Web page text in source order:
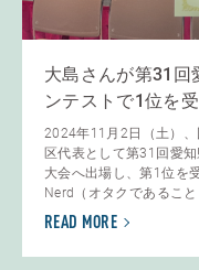
大島さんが第31回
ンテストで1位を
2024年11月2日（土）
区代表として第31回愛
大会へ出場し、第1位を
Nerd（オタクであるこ
READ MORE